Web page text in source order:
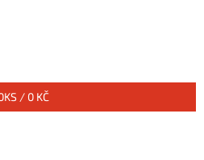
KS / 0 KČ